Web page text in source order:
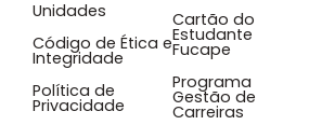
Unidades
Código de Ética e
Integridade
Política de
Privacidade
Cartão do
Estudante
Fucape
Programa
Gestão de
Carreiras